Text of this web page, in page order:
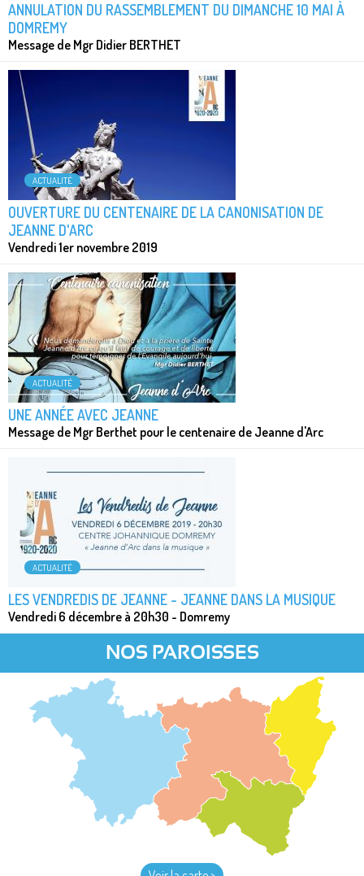
ANNULATION DU RASSEMBLEMENT DU DIMANCHE 10 MAI À
DOMREMY
Message de Mgr Didier BERTHET
ACTUALITÉ
OUVERTURE DU CENTENAIRE DE LA CANONISATION DE
JEANNE D'ARC
Vendredi 1er novembre 2019
ACTUALITÉ
UNE ANNÉE AVEC JEANNE
Message de Mgr Berthet pour le centenaire de Jeanne d'Arc
ACTUALITÉ
LES VENDREDIS DE JEANNE - JEANNE DANS LA MUSIQUE
Vendredi 6 décembre à 20h30 - Domremy
NOS PAROISSES